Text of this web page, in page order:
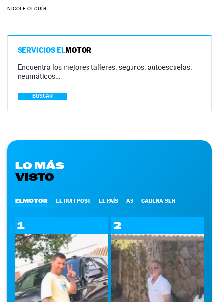
NICOLE OLGUÍN
SERVICIOS ELMOTOR
Encuentra los mejores talleres, seguros, autoescuelas,
neumáticos…
BUSCAR
LO MÁS
VISTO
ELMOTOR EL HUFFPOST EL PAÍS AS CADENA SER
1 2